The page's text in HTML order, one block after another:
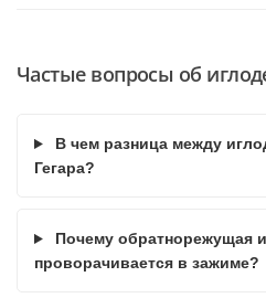
Частые вопросы об
В чем разница между
Гегара?
Почему обратнорежущая
проворачивается в зажиме?